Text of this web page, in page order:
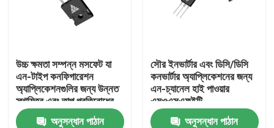
মান নিয়ন্ত্রণ
আমাদের সাথে যোগাযোগ
উচ্চ ক্ষমতা সম্পন্ন মসফেট যা
এন-টাইপ কনফিগারেশন
অ্যাপ্লিকেশনগুলির জন্য উন্নত
স্থায়িত্ব এবং তাপ প্রতিরোধের
বৈশিষ্ট্যযুক্ত
অনুসন্ধান পাঠান
সৌর ইনভার্টার এবং ডিসি/ডিসি
কনভার্টার অ্যাপ্লিকেশনের জন্য
এন-চ্যানেল হাই পাওয়ার
এমওএসএফইটি
অনুসন্ধান পাঠান